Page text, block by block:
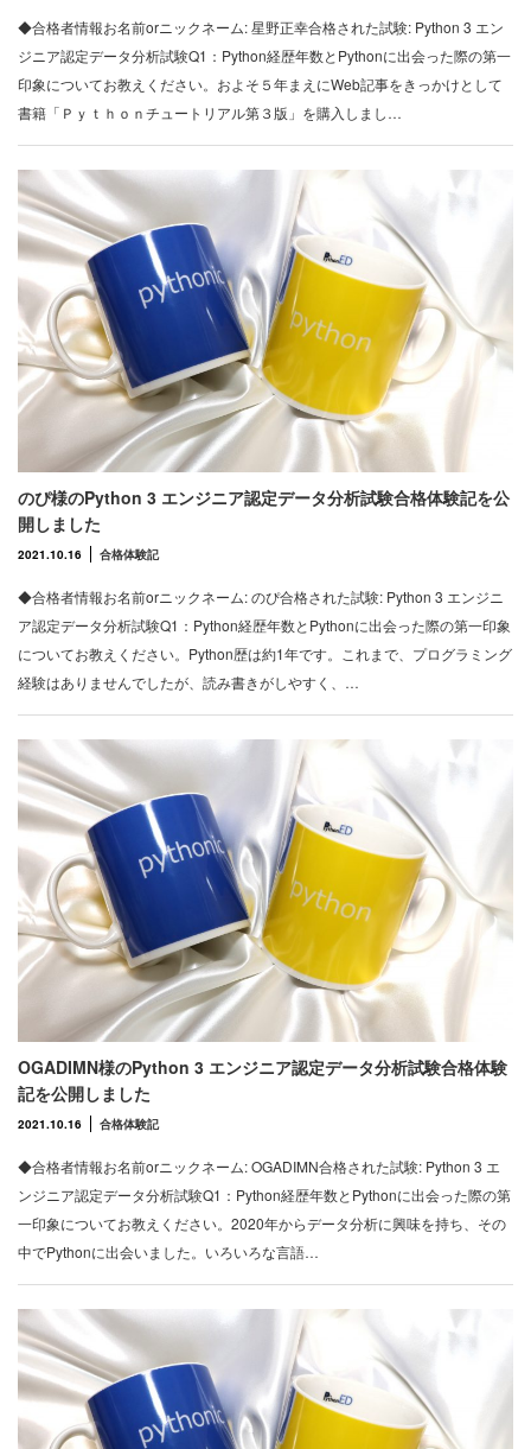
◆合格者情報お名前orニックネーム: 星野正幸合格された試験: Python 3 エン
ジニア認定データ分析試験Q1：Python経歴年数とPythonに出会った際の第一
印象についてお教えください。およそ５年まえにWeb記事をきっかけとして
書籍「Ｐｙｔｈｏｎチュートリアル第３版」を購入しまし…
のぴ様のPython 3 エンジニア認定データ分析試験合格体験記を公
開しました
2021.10.16 合格体験記
◆合格者情報お名前orニックネーム: のぴ合格された試験: Python 3 エンジニ
ア認定データ分析試験Q1：Python経歴年数とPythonに出会った際の第一印象
についてお教えください。Python歴は約1年です。これまで、プログラミング
経験はありませんでしたが、読み書きがしやすく、…
OGADIMN様のPython 3 エンジニア認定データ分析試験合格体験
記を公開しました
2021.10.16 合格体験記
◆合格者情報お名前orニックネーム: OGADIMN合格された試験: Python 3 エ
ンジニア認定データ分析試験Q1：Python経歴年数とPythonに出会った際の第
一印象についてお教えください。2020年からデータ分析に興味を持ち、その
中でPythonに出会いました。いろいろな言語…